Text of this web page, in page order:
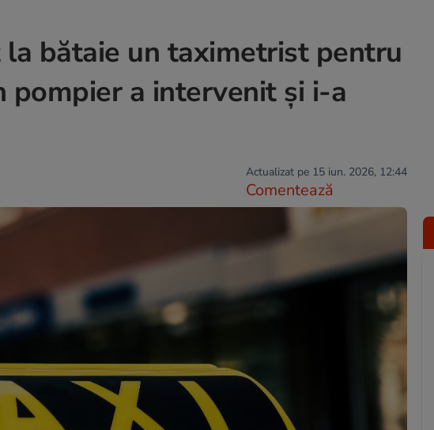
bătaie un taximetrist pentru
pompier a intervenit și i-a
Actualizat pe 15 iun. 2026, 12:44
Comentează